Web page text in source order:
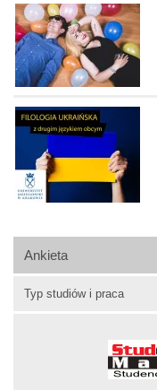
Ankieta
Typ studiów i praca